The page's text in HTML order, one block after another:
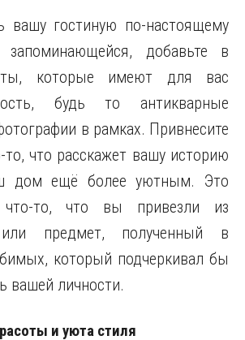
вашу гостиную по-настоящему
запоминающейся, добавьте в
которые имеют для вас
будь то антикварные
в рамках. Привнесите
то, что расскажет вашу историю
дом ещё более уютным. Это
то, что вы привезли из
или предмет, полученный в
который подчеркивал бы
вашей личности.
и уюта стиля